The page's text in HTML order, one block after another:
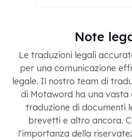
Note
Le traduzioni legali
per una comunicazione
legale. Il nostro team di
di Motaword ha una vasta
traduzione di documenti
brevetti e altro ancora.
l'importanza della